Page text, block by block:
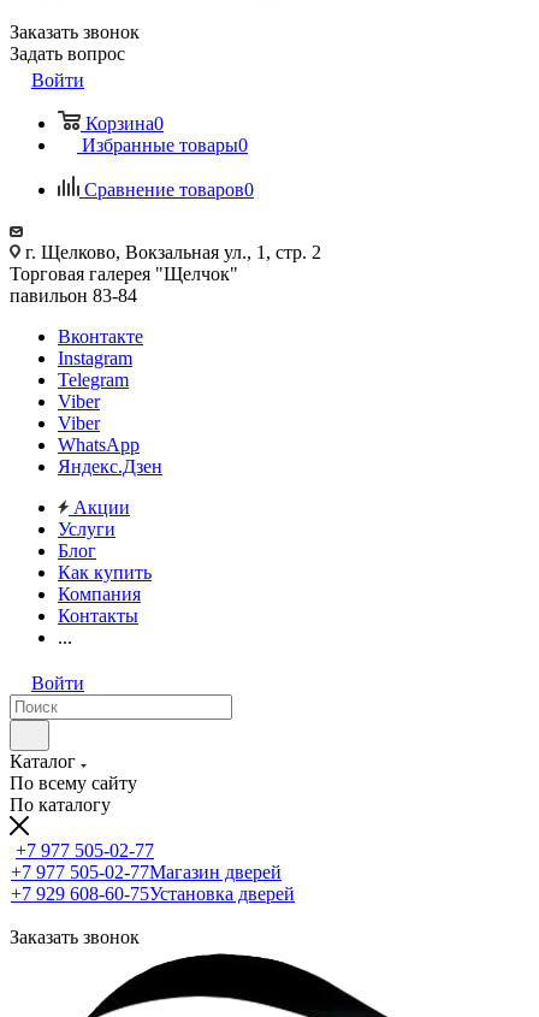
Заказать звонок
Задать вопрос
Войти
Корзина0
Избранные товары0
Сравнение товаров0
г. Щелково, Вокзальная ул., 1, стр. 2
Торговая галерея "Щелчок"
павильон 83-84
Вконтакте
Instagram
Telegram
Viber
Viber
WhatsApp
Яндекс.Дзен
Акции
Услуги
Блог
Как купить
Компания
Контакты
...
Войти
Каталог
По всему сайту
По каталогу
+7 977 505-02-77
+7 977 505-02-77Магазин дверей
+7 929 608-60-75Установка дверей
Заказать звонок